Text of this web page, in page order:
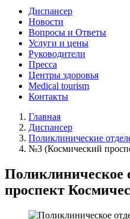
Диспансер
Новости
Вопросы и Ответы
Услуги и цены
Руководители
Пресса
Центры здоровья
Medical tourism
Контакты
Главная
Диспансер
Поликлинические
№3 (Космический
Поликлиническое
проспект